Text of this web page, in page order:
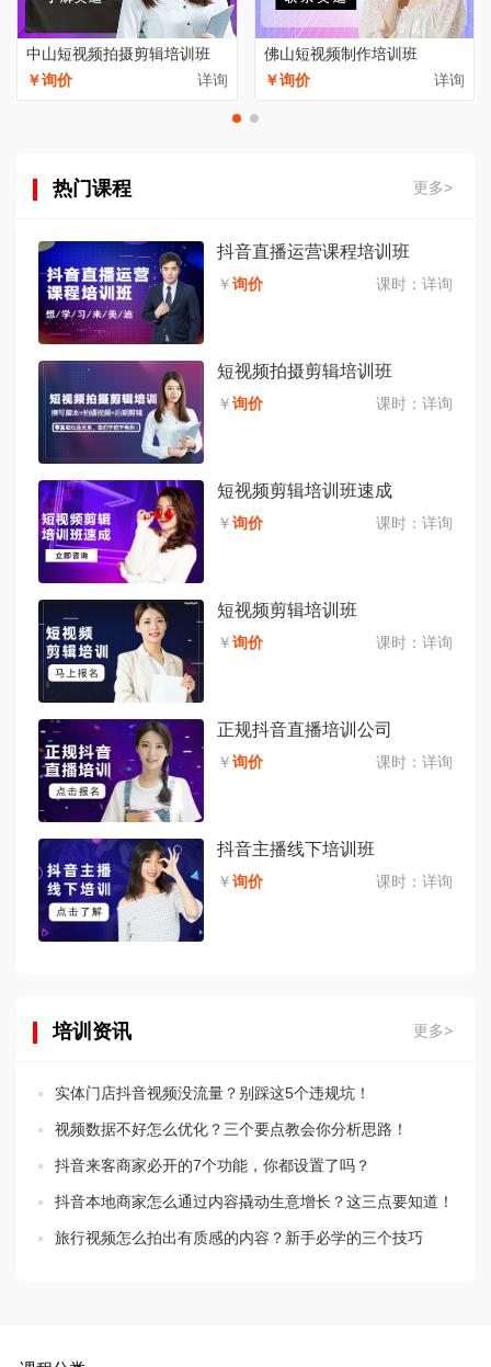
中山短视频拍摄剪辑培训班
￥询价
详询
佛山短视频制作培训班
￥询价
详询
热门课程 更多>
抖音直播运营课程培训班
￥询价 课时： 详询
短视频拍摄剪辑培训班
￥询价 课时： 详询
短视频剪辑培训班速成
￥询价 课时： 详询
短视频剪辑培训班
￥询价 课时： 详询
正规抖音直播培训公司
￥询价 课时： 详询
抖音主播线下培训班
￥询价 课时： 详询
培训资讯 更多>
实体门店抖音视频没流量？别踩这5个违规坑！
视频数据不好怎么优化？三个要点教会你分析思路！
抖音来客商家必开的7个功能，你都设置了吗？
抖音本地商家怎么通过内容撬动生意增长？这三点要知道！
旅行视频怎么拍出有质感的内容？新手必学的三个技巧